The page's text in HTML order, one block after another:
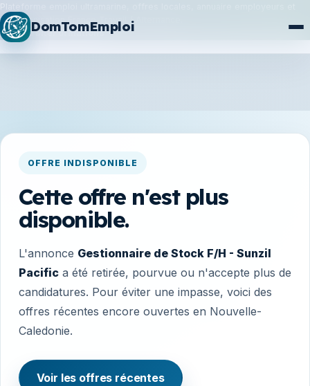
Plateforme emploi ultramarine, offres locales, annuaire employeurs et
synchronisation France Travail / Alternance.
Plan du siteFormations
DomTomEmploi
OFFRE INDISPONIBLE
Cette offre n'est plus
disponible.
L'annonce Gestionnaire de Stock F/H - Sunzil
Pacifica été retirée, pourvue ou n'accepte plus de
candidatures. Pour éviter une impasse, voici des
offres récentes encore ouvertes en Nouvelle-
Caledonie.
Voir les offres récentes